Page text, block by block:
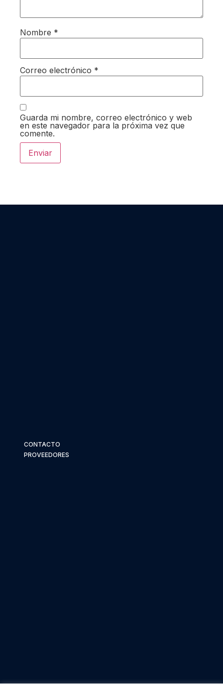
Nombre *
Correo electrónico *
Guarda mi nombre, correo electrónico y web
en este navegador para la próxima vez que
comente.
CONTACTO
PROVEEDORES